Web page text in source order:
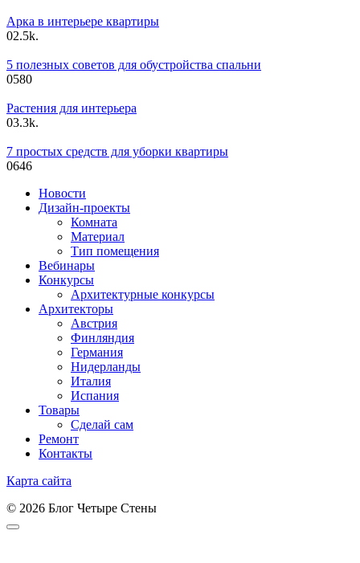
Арка в интерьере квартиры
02.5k.
5 полезных советов для обустройства спальни
0580
Растения для интерьера
03.3k.
7 простых средств для уборки квартиры
0646
Новости
Дизайн-проекты
Комната
Материал
Тип помещения
Вебинары
Конкурсы
Архитектурные конкурсы
Архитекторы
Австрия
Финляндия
Германия
Нидерланды
Италия
Испания
Товары
Сделай сам
Ремонт
Контакты
Карта сайта
© 2026 Блог Четыре Стены